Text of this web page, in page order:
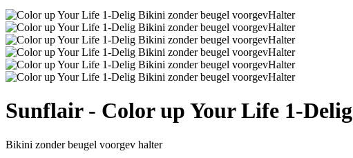
Sunflair - Color up Your Life 1-Delig
Bikini zonder beugel voorgev halter